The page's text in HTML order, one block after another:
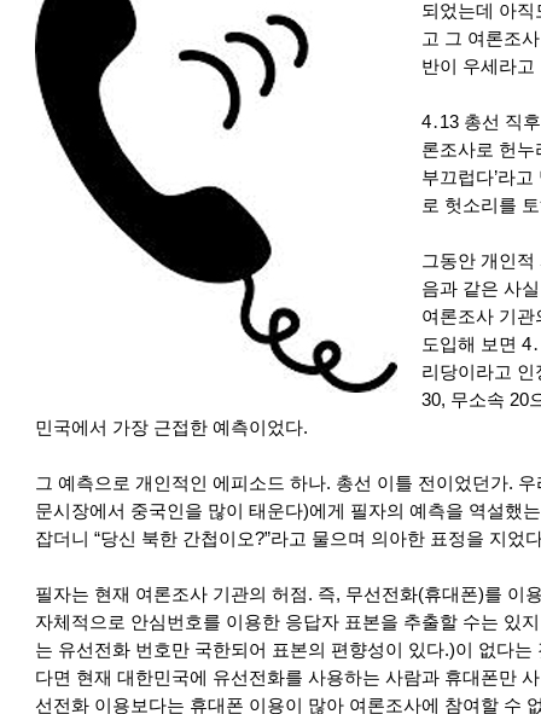
되었는데 아직
고 그 여론조
반이 우세라고
4․13 총선 직
론조사로 헌
부끄럽다’라
로 헛소리를
그동안 개인
음과 같은 사
여론조사 기
도입해 보면
리당이라고 인
30, 무소속 20
민국에서 가장 근접한 예측이었다.
그 예측으로 개인적인 에피소드 하나. 총선 이틀 전이었던가.
문시장에서 중국인을 많이 태운다)에게 필자의 예측을 역설했
잡더니 “당신 북한 간첩이오?”라고 물으며 의아한 표정을 지었
필자는 현재 여론조사 기관의 허점. 즉, 무선전화(휴대폰)를 이
자체적으로 안심번호를 이용한 응답자 표본을 추출할 수는 있
는 유선전화 번호만 국한되어 표본의 편향성이 있다.)이 없다
다면 현재 대한민국에 유선전화를 사용하는 사람과 휴대폰만
선전화 이용보다는 휴대폰 이용이 많아 여론조사에 참여할 수